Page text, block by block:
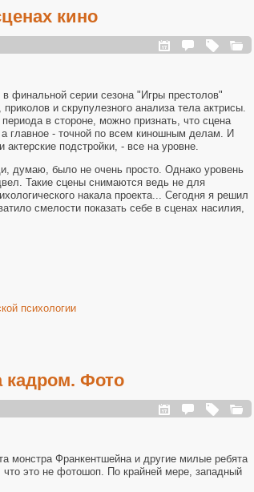
кино
финальной серии сезона "Игры престолов"
и скрупулезного анализа тела актрисы.
в стороне, можно признать, что сцена
главное - точной по всем киношным делам. И
подстройки, - все на уровне.
думаю, было не очень просто. Однако уровень
Такие сцены снимаются ведь не для
накала проекта... Сегодня я решил
смелости показать себе в сценах насилия,
психологии
кадром. Фото
монстра Франкентшейна и другие милые ребята
это не фотошоп. По крайней мере, западный